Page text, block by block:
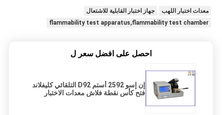
معدات اختبار اللهب
جهاز اختبار القابلية للاشتعال
flammability test apparatus,flammability test chamber
احصل على افضل سعر ل
إن إسو 2592 أستم D92 التلقائي كليفلاند
فتح كأس نقطة فلاش معدات الاختبار